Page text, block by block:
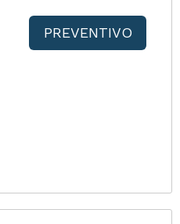
PREVENTIVO